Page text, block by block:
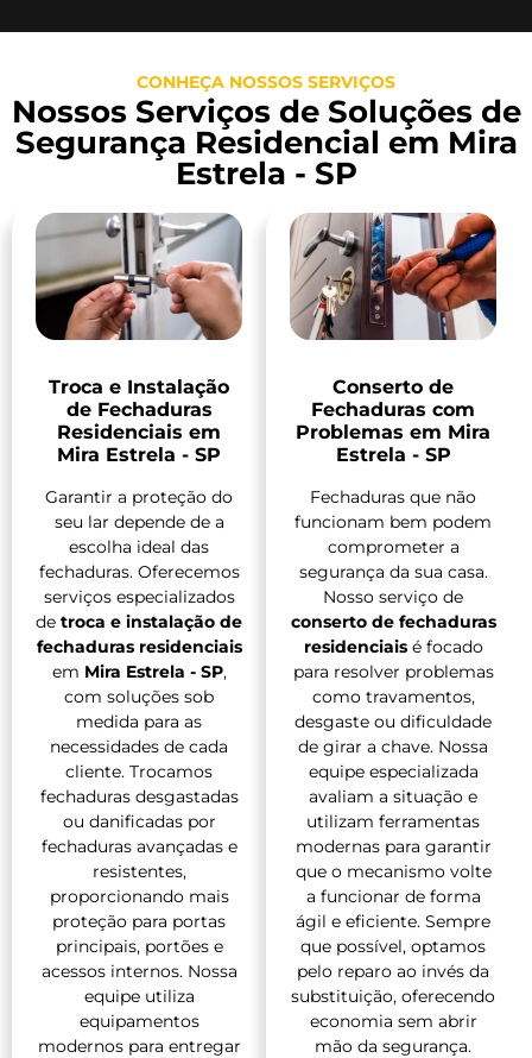
CONHEÇA NOSSOS SERVIÇOS
Nossos Serviços de Soluções de
Segurança Residencial em Mira
Estrela - SP
Troca e Instalação
de Fechaduras
Residenciais em
Mira Estrela - SP
Garantir a proteção do
seu lar depende de a
escolha ideal das
fechaduras. Oferecemos
serviços especializados
de troca e instalação de
fechaduras residenciais
em Mira Estrela - SP,
com soluções sob
medida para as
necessidades de cada
cliente. Trocamos
fechaduras desgastadas
ou danificadas por
fechaduras avançadas e
resistentes,
proporcionando mais
proteção para portas
principais, portões e
acessos internos. Nossa
equipe utiliza
equipamentos
modernos para entregar
Conserto de
Fechaduras com
Problemas em Mira
Estrela - SP
Fechaduras que não
funcionam bem podem
comprometer a
segurança da sua casa.
Nosso serviço de
conserto de fechaduras
residenciaisé focado
para resolver problemas
como travamentos,
desgaste ou dificuldade
de girar a chave. Nossa
equipe especializada
avaliam a situação e
utilizam ferramentas
modernas para garantir
que o mecanismo volte
a funcionar de forma
ágil e eficiente. Sempre
que possível, optamos
pelo reparo ao invés da
substituição, oferecendo
economia sem abrir
mão da segurança.